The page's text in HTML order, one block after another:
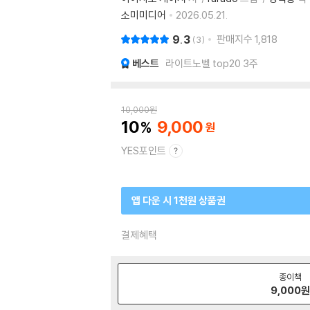
소미미디어
2026.05.21.
9.3 3 판매지수 1,818
베스트 라이트노벨 top20 3주
10,000원
10 9,000
YES포인트
앱 다운 시 1천원 상품권
결제혜택
종이책
9,000원